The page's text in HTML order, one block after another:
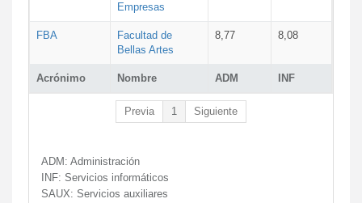
Acrónimo Nombre ADM INF
Empresas
FBA
Facultad de
Bellas Artes
8,77 8,08
Previa 1 Siguiente
ADM: Administración
INF: Servicios informáticos
SAUX: Servicios auxiliares